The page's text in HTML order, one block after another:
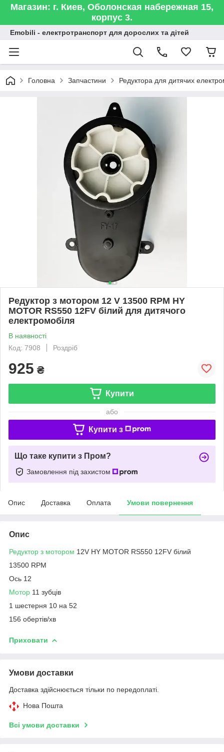
Магазин: г. Киев, Оболонская набережная 15,
корпус 3.
Emobili - електротранспорт для дорослих та дітей
Головна Запчастини Редуктора для дитячих
Редуктор з мотором 12 V 13500 RPM HY
MOTOR RS550 12FV білий для дитячого
електромобіля
В наявності
Код: 7908
Роздріб
925 ₴
Купити
або
Купити з
Що таке купити з Пром?
Замовлення під захистом
Опис Доставка Оплата Умови повернення
Опис
Редуктор з мотором 12V HY MOTOR RS550 12FV білий
13500 RPM
Ось 12
Мотор 11 зубців
1 шестерня 10 на 52
156 обертів/хв
Приховати
Умови доставки
Доставка здійснюється тільки по передоплаті.
Нова Пошта
Всі умови доставки